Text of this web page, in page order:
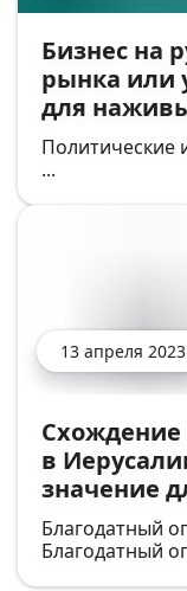
Бизнес на
рынка или
для
Политические
...
13 апреля 2023
Схождение
в
значение
Благодатный
Благодатный